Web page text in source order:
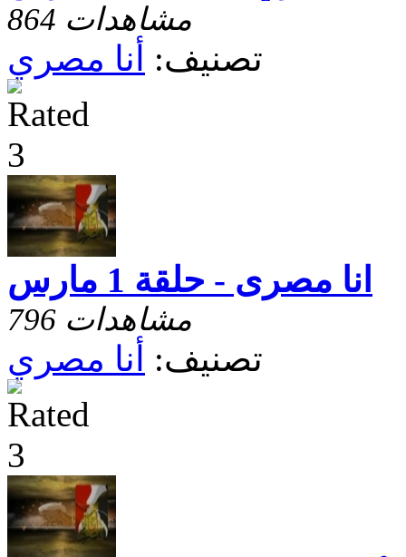
864 مشاهدات
تصنيف: أنا مصري
انا مصرى - حلقة 1 مارس
796 مشاهدات
تصنيف: أنا مصري